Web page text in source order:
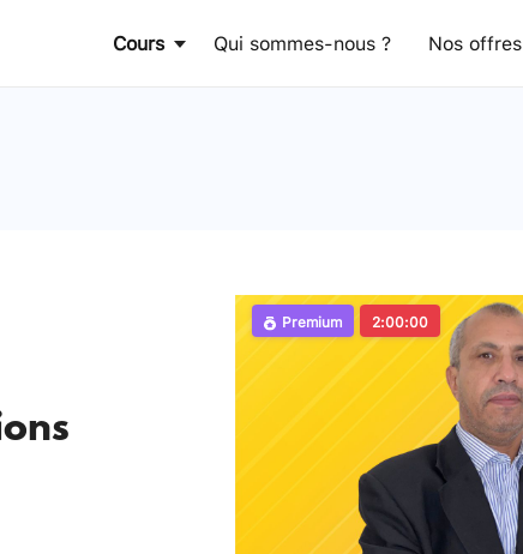
Cours Qui sommes-nous ? Nos offres
Premium 2:00:00